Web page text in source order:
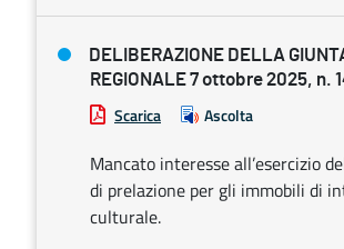
DELIBERAZIONE DELLA
REGIONALE 7 ottobre 2025, n.
Scarica Ascolta
Mancato interesse all’esercizio
di prelazione per gli immobili di
culturale.